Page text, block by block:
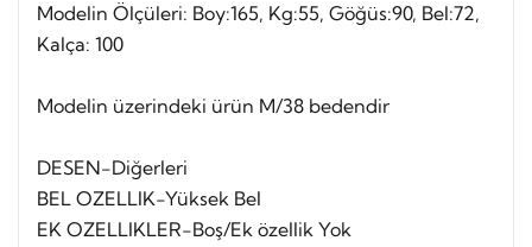
Modelin Ölçüleri: Boy:165, Kg:55, Göğüs:90, Bel:72,
Kalça: 100
Modelin üzerindeki ürün M/38 bedendir
DESEN-Diğerleri
BEL OZELLIK-Yüksek Bel
EK OZELLIKLER-Boş/Ek özellik Yok